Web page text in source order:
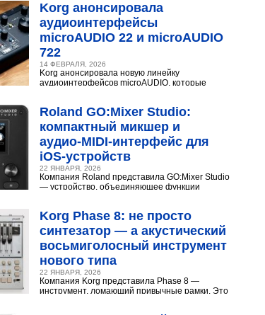
Korg анонсировала
аудиоинтерфейсы
microAUDIO 22 и microAUDIO
722
14 ФЕВРАЛЯ, 2026
Korg анонсировала новую линейку
аудиоинтерфейсов microAUDIO, которые
Roland GO:Mixer Studio:
компактный микшер и
аудио‑MIDI‑интерфейс для
iOS‑устройств
22 ЯНВАРЯ, 2026
Компания Roland представила GO:Mixer Studio
— устройство, объединяющее функции
Korg Phase 8: не просто
синтезатор — а акустический
восьмиголосный инструмент
нового типа
22 ЯНВАРЯ, 2026
Компания Korg представила Phase 8 —
инструмент, ломающий привычные рамки. Это